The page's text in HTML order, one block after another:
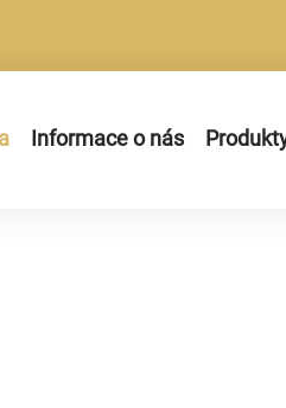
Informace o nás